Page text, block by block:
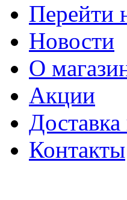
Перейти
Новости
О
Акции
Доставка
Контакты